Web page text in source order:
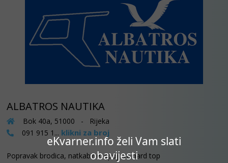
eKvarner.info želi Vam slati
obavijesti
ALBATROS NAUTIKA
Bok 40a, 51000 - Rijeka
091 915 1... klikni za broj
Popravak brodica, natkabine, spojleri, hard top